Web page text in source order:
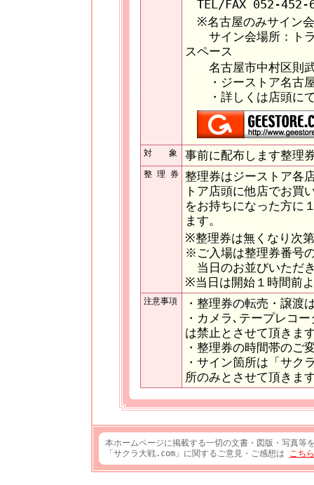
TEL/FAX 052-452-
※名古屋のみサイン
サイン会場所：トラ
スペース
名古屋市中村区則武
・ジーストア名古
・詳しくは店頭にて
対 象 事前に配布します整理
整 理 券
整理券はジーストア各
トア店頭に他店でお
をお持ちになった方に
ます。
※整理券は無くなり次
※ご入場は整理券番号
当日のお並びいただ
※当日は開始１時間前
注意事項
・整理券の転売・譲渡
・カメラ､テープレコ
は禁止とさせて頂きま
・整理券の時間帯のご
・サイン箇所は「サ
所のみとさせて頂きま
本ホームページに掲載する一切の文書・図版・写真等
「サクラ大戦.com」に関するご意見・ご感想は こちら